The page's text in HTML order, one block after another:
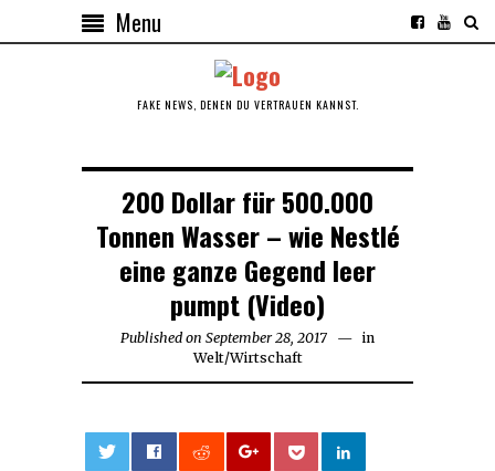
Menu
FAKE NEWS, DENEN DU VERTRAUEN KANNST.
200 Dollar für 500.000
Tonnen Wasser – wie Nestlé
eine ganze Gegend leer
pumpt (Video)
Published on September 28, 2017 September
in
Welt/Wirtschaft